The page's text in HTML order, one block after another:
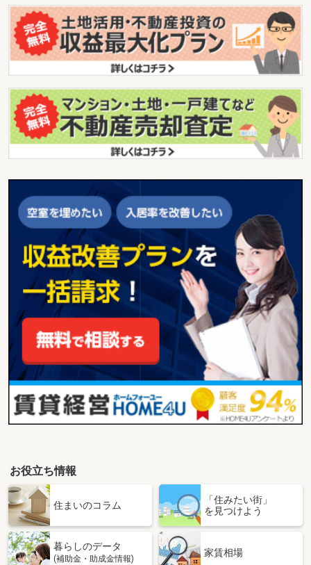
お役立ち情報
住まいのコラム
「住みたい街」
を見つけよう
暮らしのデータ
(補助金・助成金情報)
家賃相場